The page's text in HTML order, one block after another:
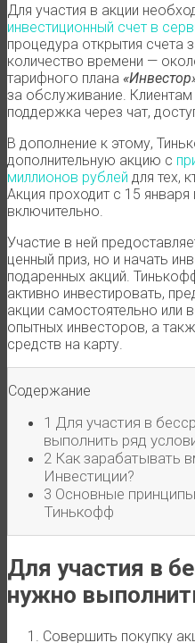
Для участия в акции
инвестиционный счет в
процедура открытия счета
количество времени —
тарифного плана
за обслуживание. Клиентам
поддержка через чат,
В дополнение к этому,
дополнительную акцию с
миллионов рублей для тех,
Акция проходит с 15
включительно.
Участие в ней
ценный приз, но и начать
подаренных акций.
активно инвестировать,
акции самостоятельно или
опытных инвесторов, а
средств на карту.
Содержание
1 Для участия в
выполнить ряд
2 Как зарабатывать
Инвестиции?
3 Основные
Тинькофф
Для участия в
нужно
Совершить покупку